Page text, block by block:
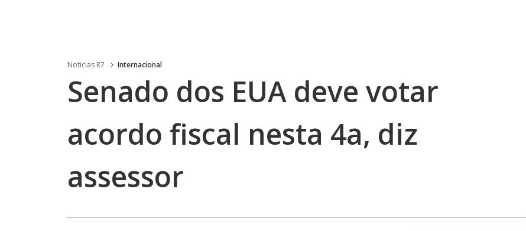
Noticias R7 Internacional
Senado dos EUA deve votar
acordo fiscal nesta 4a, diz
assessor